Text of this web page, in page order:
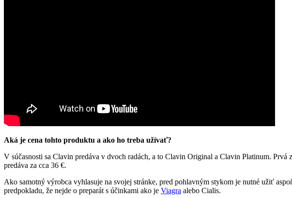
Aká je cena tohto produktu a ako ho treba užívať?
V súčasnosti sa Clavin predáva v dvoch radách, a to Clavin Original a Clavin Platinum. Prvá
predáva za cca 36 €.
Ako samotný výrobca vyhlasuje na svojej stránke, pred pohlavným stykom je nutné užiť
predpokladu, že nejde o preparát s účinkami ako je Viagra alebo Cialis.